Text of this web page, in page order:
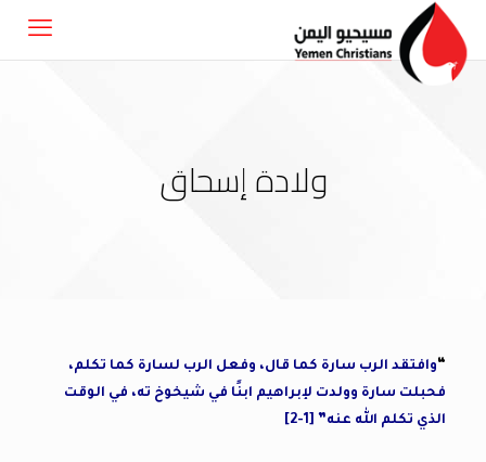
ولادة إسحاق
“وافتقد الرب سارة كما قال، وفعل الرب لسارة كما تكلم،
فحبلت سارة وولدت لإبراهيم ابنًا في شيخوخ ته، في الوقت
الذي تكلم الله عنه” [1-2]